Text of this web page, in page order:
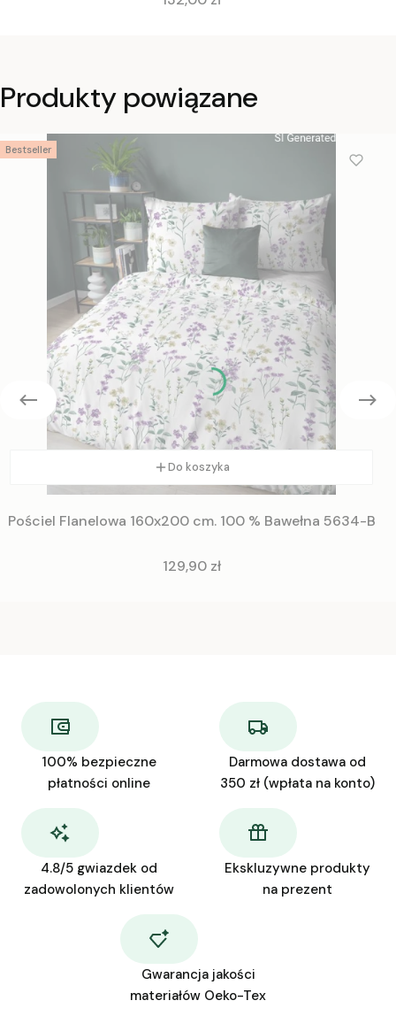
Produkty powiązane
Bestseller
Do koszyka
Pościel Flanelowa 160x200 cm. 100 % Bawełna 5634-B
Cena
129,90 zł
100% bezpieczne
płatności online
Darmowa dostawa od
350 zł (wpłata na konto)
4.8/5 gwiazdek od
zadowolonych klientów
Ekskluzywne produkty
na prezent
Gwarancja jakości
materiałów Oeko-Tex